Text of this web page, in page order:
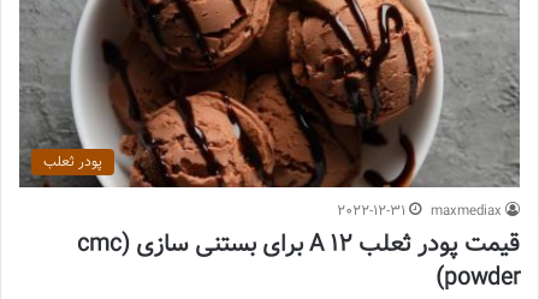
پودر ثعلب
maxmediax
2022-12-31
قیمت پودر ثعلب A 12 برای بستنی سازی (cmc
powder)